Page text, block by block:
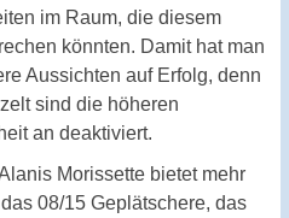
im Raum, die diesem
könnten. Damit hat man
Aussichten auf Erfolg, denn
sind die höheren
an deaktiviert.
Morissette bietet mehr
08/15 Geplätschere, das